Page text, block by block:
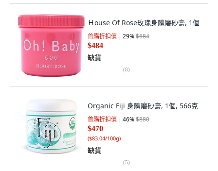
Ｈouse Of Rose玫瑰身體磨砂膏, 1個
首購折扣價 29%$684
$484
缺貨
(8)
Organic Fiji 身體磨砂膏, 1個, 566克
首購折扣價 46%$880
$470
($83.04/100g)
缺貨
(5)